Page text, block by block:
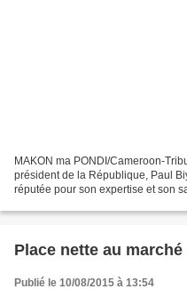
MAKON ma PONDI/Cameroon-
président de la République, Paul
réputée pour son expertise et son
Place nette au
Publié le 10/08/2015 à 13:54